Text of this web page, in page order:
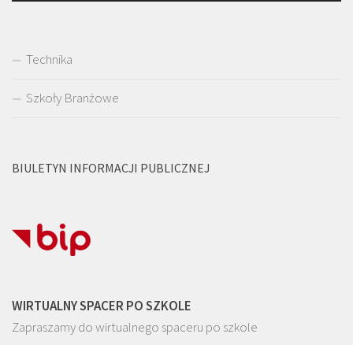
Technika
Szkoły Branżowe
BIULETYN INFORMACJI PUBLICZNEJ
WIRTUALNY SPACER PO SZKOLE
Zapraszamy do wirtualnego spaceru po szkole